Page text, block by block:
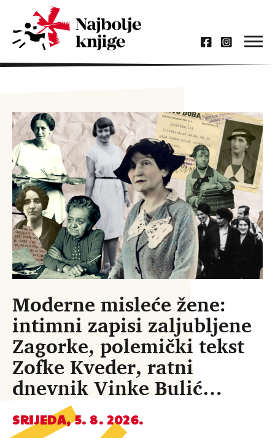
Moderne misleće žene:
intimni zapisi zaljubljene
Zagorke, polemički tekst
Zofke Kveder, ratni
dnevnik Vinke Bulić…
SRIJEDA, 5. 8. 2026.